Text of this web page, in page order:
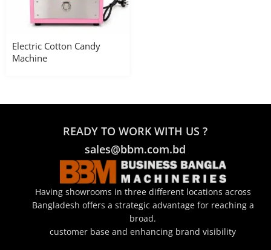
Electric Cotton Candy
Machine
READY TO WORK WITH US ?
sales@bbm.com.bd
Having showrooms in three different locations across
Bangladesh offers a strategic advantage for reaching a
broad.
customer base and enhancing brand visibility